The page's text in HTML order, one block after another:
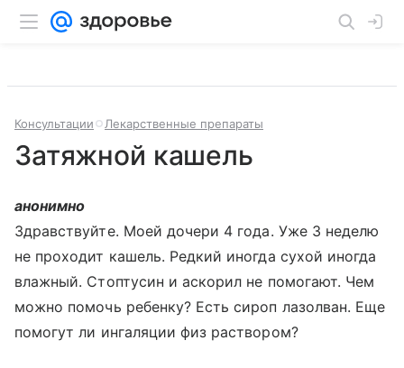
Консультации Лекарственные препараты
Затяжной кашель
анонимно
Здравствуйте. Моей дочери 4 года. Уже 3 неделю
не проходит кашель. Редкий иногда сухой иногда
влажный. Стоптусин и аскорил не помогают. Чем
можно помочь ребенку? Есть сироп лазолван. Еще
помогут ли ингаляции физ раствором?